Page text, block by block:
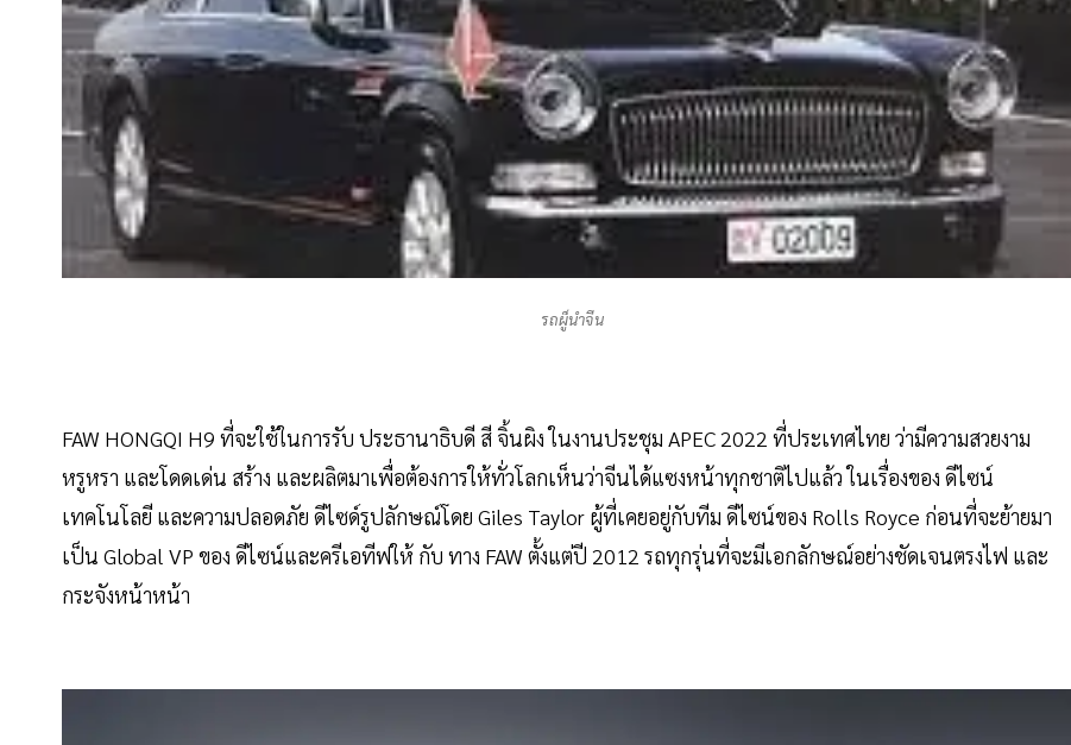
รถผู็นำจีน
FAW HONGQI H9 ที่จะใช้ในการรับ ประธานาธิบดี สี จิ้นผิง ในงานประชุม APEC 2022 ที่ประเทศไทย ว่ามีความสวยงาม
หรูหรา และโดดเด่น สร้าง และผลิตมาเพื่อต้องการให้ทั่วโลกเห็นว่าจีนได้แซงหน้าทุกชาติไปแล้ว ในเรื่องของ ดีไซน์
เทคโนโลยี และความปลอดภัย ดีไซด์รูปลักษณ์โดย Giles Taylor ผู้ที่เคยอยู่กับทีม ดีไซน์ของ Rolls Royce ก่อนที่จะย้ายมา
เป็น Global VP ของ ดีไซน์และครีเอทีฟให้ กับ ทาง FAW ตั้งแต่ปี 2012 รถทุกรุ่นที่จะมีเอกลักษณ์อย่างชัดเจนตรงไฟ และ
กระจังหน้าหน้า